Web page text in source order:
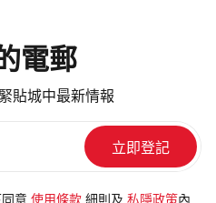
電郵
貼城中最新情報